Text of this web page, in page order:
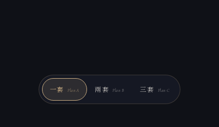
一套 Plan A 兩套 Plan B 三套 Plan C